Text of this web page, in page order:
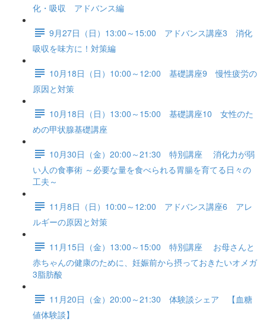
化・吸収 アドバンス編
9月27日（日）13:00～15:00 アドバンス講座3 消化
吸収を味方に！対策編
10月18日（日）10:00～12:00 基礎講座9 慢性疲労の
原因と対策
10月18日（日）13:00～15:00 基礎講座10 女性のた
めの甲状腺基礎講座
10月30日（金）20:00～21:30 特別講座 消化力が弱
い人の食事術 ～必要な量を食べられる胃腸を育てる日々の
工夫～
11月8日（日）10:00～12:00 アドバンス講座6 アレ
ルギーの原因と対策
11月15日（金）13:00～15:00 特別講座 お母さんと
赤ちゃんの健康のために、妊娠前から摂っておきたいオメガ
3脂肪酸
11月20日（金）20:00～21:30 体験談シェア 【血糖
値体験談】